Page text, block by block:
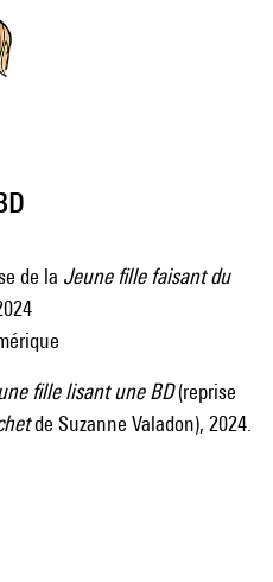
de la Jeune fille faisant du
fille lisant une BD(reprise
de Suzanne Valadon), 2024.